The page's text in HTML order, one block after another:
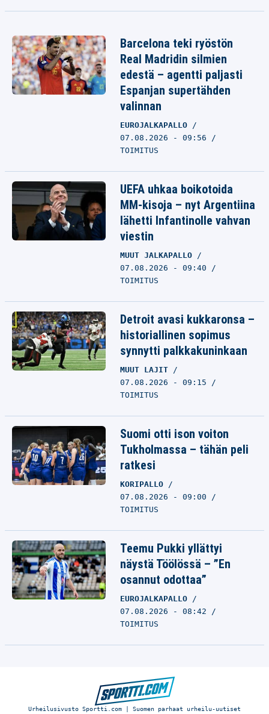
Barcelona teki ryöstön
Real Madridin silmien
edestä – agentti paljasti
Espanjan supertähden
valinnan
EUROJALKAPALLO
07.08.2026 - 09:56
TOIMITUS
UEFA uhkaa boikotoida
MM-kisoja – nyt Argentiina
lähetti Infantinolle vahvan
viestin
MUUT JALKAPALLO
07.08.2026 - 09:40
TOIMITUS
Detroit avasi kukkaronsa –
historiallinen sopimus
synnytti palkkakuninkaan
MUUT LAJIT
07.08.2026 - 09:15
TOIMITUS
Suomi otti ison voiton
Tukholmassa – tähän peli
ratkesi
KORIPALLO
07.08.2026 - 09:00
TOIMITUS
Teemu Pukki yllättyi
näystä Töölössä – ”En
osannut odottaa”
EUROJALKAPALLO
07.08.2026 - 08:42
TOIMITUS
Urheilusivusto Sportti.com | Suomen parhaat urheilu-uutiset